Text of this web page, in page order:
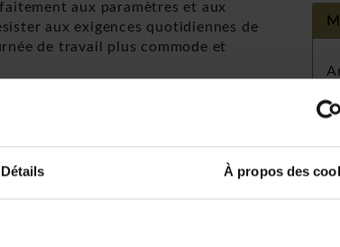
Détails À propos des
aux paramètres et aux
aux exigences quotidiennes de
de travail plus commode et
fauteuils, ou encore les étagères
et simple d’utilisation. De
ordinateur : découvrez par